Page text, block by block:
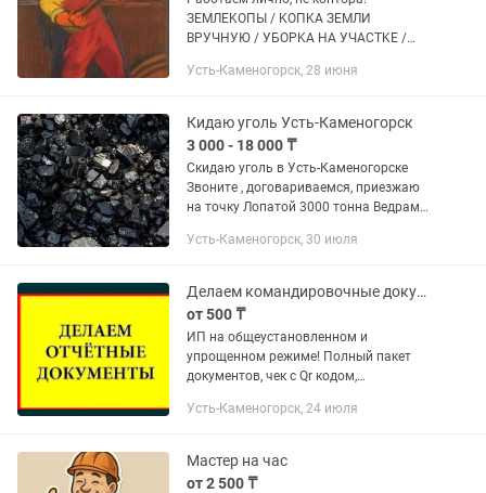
ЗЕMЛЕKОПЫ / KOПKA ЗЕМЛИ
BPУЧHУЮ / УБOPKA НА УЧАСТKЕ /
OТCЫПKA. Бpигaда нeпьющих крепких
вручную Копаем...
Усть-Каменогорск, 28 июня
Кидаю уголь Усть-Каменогорск
3 000 - 18 000 ₸
Скидаю уголь в Усть-Каменогорске
Звоните , договариваемся, приезжаю
на точку Лопатой 3000 тонна Ведрами
Усть-Каменогорск, 30 июля
Делаем командировочные документы
от 500 ₸
ИП на общеустановленном и
упрощенном режиме! Полный пакет
документов, чек с Qr кодом,
по городу. Звоните и пишите только на
общеустановленном...
Усть-Каменогорск, 24 июля
Мастер на час
от 2 500 ₸